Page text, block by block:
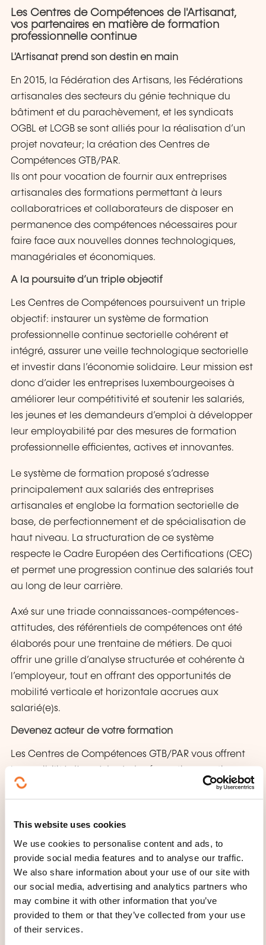
This website uses cookies
We use cookies to personalise content and ads, to
provide social media features and to analyse our traffic.
We also share information about your use of our site with
our social media, advertising and analytics partners who
may combine it with other information that you’ve
provided to them or that they’ve collected from your use
of their services.
Les Centres de Compétences de l'Artisanat,
vos partenaires en matière de formation
professionnelle continue
L'Artisanat prend son destin en main
En 2015, la Fédération des Artisans, les Fédérations
artisanales des secteurs du génie technique du
bâtiment et du parachèvement, et les syndicats
OGBL et LCGB se sont alliés pour la réalisation d’un
projet novateur; la création des Centres de
Compétences GTB/PAR.
Ils ont pour vocation de fournir aux entreprises
artisanales des formations permettant à leurs
collaboratrices et collaborateurs de disposer en
permanence des compétences nécessaires pour
faire face aux nouvelles donnes technologiques,
managériales et économiques.
A la poursuite d’un triple objectif
Les Centres de Compétences poursuivent un triple
objectif: instaurer un système de formation
professionnelle continue sectorielle cohérent et
intégré, assurer une veille technologique sectorielle
et investir dans l’économie solidaire. Leur mission est
donc d’aider les entreprises luxembourgeoises à
améliorer leur compétitivité et soutenir les salariés,
les jeunes et les demandeurs d’emploi à développer
leur employabilité par des mesures de formation
professionnelle efficientes, actives et innovantes.
Le système de formation proposé s’adresse
principalement aux salariés des entreprises
artisanales et englobe la formation sectorielle de
base, de perfectionnement et de spécialisation de
haut niveau. La structuration de ce système
respecte le Cadre Européen des Certifications (CEC)
et permet une progression continue des salariés tout
au long de leur carrière.
Axé sur une triade connaissances-compétences-
attitudes, des référentiels de compétences ont été
élaborés pour une trentaine de métiers. De quoi
offrir une grille d’analyse structurée et cohérente à
l’employeur, tout en offrant des opportunités de
mobilité verticale et horizontale accrues aux
salarié(e)s.
Devenez acteur de votre formation
Les Centres de Compétences GTB/PAR vous offrent
de haute qualité adaptées aux besoins réels de
et les softskills; et la digitalisation.
Envie de collaborer avec nous? Plusieurs options
s’offrent à vous:
Faites votre choix dans notre catalogue élaboré
sur base d’une analyse approfondie des besoins